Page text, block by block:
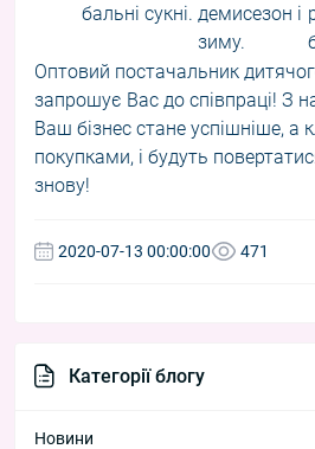
бальні сукні. демисезон і
зиму.
Оптовий постачальник
запрошує Вас до співпраці! З
Ваш бізнес стане успішніше, а
покупками, і будуть
знову!
2020-07-13 00:00:00 471
Категорії блогу
Новини